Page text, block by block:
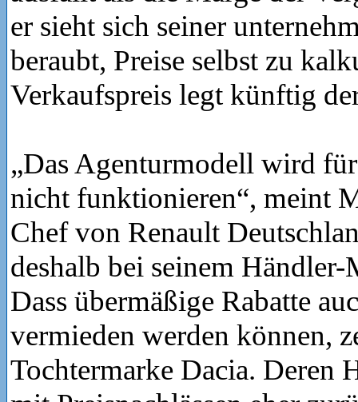
er sieht sich seiner
beraubt, Preise selbst zu
Verkaufspreis legt künftig
„Das Agenturmodell wird
nicht funktionieren“, meint
Chef von Renault
deshalb bei seinem
Dass übermäßige Rabatte
vermieden werden können,
Tochtermarke Dacia. Deren